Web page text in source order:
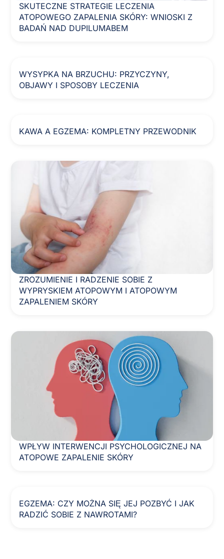
SKUTECZNE STRATEGIE LECZENIA
ATOPOWEGO ZAPALENIA SKÓRY: WNIOSKI Z
BADAŃ NAD DUPILUMABEM
WYSYPKA NA BRZUCHU: PRZYCZYNY,
OBJAWY I SPOSOBY LECZENIA
KAWA A EGZEMA: KOMPLETNY PRZEWODNIK
ZROZUMIENIE I RADZENIE SOBIE Z
WYPRYSKIEM ATOPOWYM I ATOPOWYM
ZAPALENIEM SKÓRY
WPŁYW INTERWENCJI PSYCHOLOGICZNEJ NA
ATOPOWE ZAPALENIE SKÓRY
EGZEMA: CZY MOŻNA SIĘ JEJ POZBYĆ I JAK
RADZIĆ SOBIE Z NAWROTAMI?